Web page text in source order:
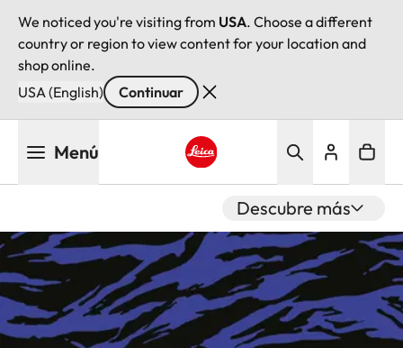
We noticed you're visiting from USA. Choose a different
country or region to view content for your location and
shop online.
USA (English)
Continuar
Menú
Descubre más